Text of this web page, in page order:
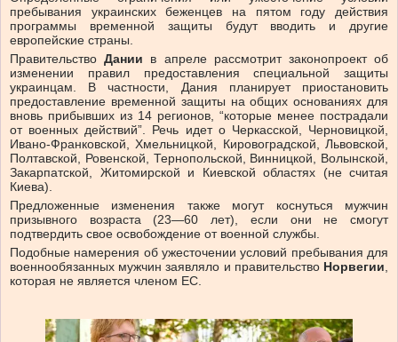
пребывания украинских беженцев на пятом году действия
программы временной защиты будут вводить и другие
европейские страны.
ПравительствоДании в апреле рассмотрит законопроект об
изменении правил предоставления специальной защиты
украинцам. В частности, Дания планирует приостановить
предоставление временной защиты на общих основаниях для
вновь прибывших из 14 регионов, “которые менее пострадали
от военных действий”. Речь идет о Черкасской, Черновицкой,
Ивано-Франковской, Хмельницкой, Кировоградской, Львовской,
Полтавской, Ровенской, Тернопольской, Винницкой, Волынской,
Закарпатской, Житомирской и Киевской областях (не считая
Киева).
Предложенные изменения также могут коснуться мужчин
призывного возраста (23—60 лет), если они не смогут
подтвердить свое освобождение от военной службы.
Подобные намерения об ужесточении условий пребывания для
военнообязанных мужчин заявляло и правительство Норвегии
которая не является членом ЕС.